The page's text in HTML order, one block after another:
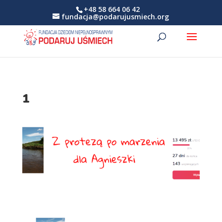
+48 58 664 06 42
fundacja@podarujusmiech.org
1